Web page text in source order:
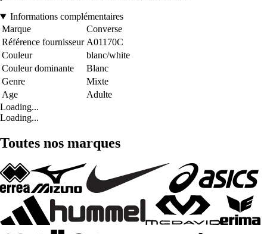
Informations complémentaires
Marque
Converse
Référence fournisseur A01170C
Couleur
blanc/white
Couleur dominante
Blanc
Genre
Mixte
Age
Adulte
Loading...
Loading...
Toutes nos marques